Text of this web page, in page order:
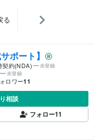
る
ポート】
契約(NDA) 未登録
未登録
ロワー11
相談
フォロー11